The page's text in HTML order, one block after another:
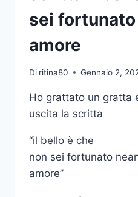
sei
amore
Di ritina80 Gennaio 2,
Ho grattato un gratta
uscita la scritta
“il bello è che
non sei fortunato
amore”